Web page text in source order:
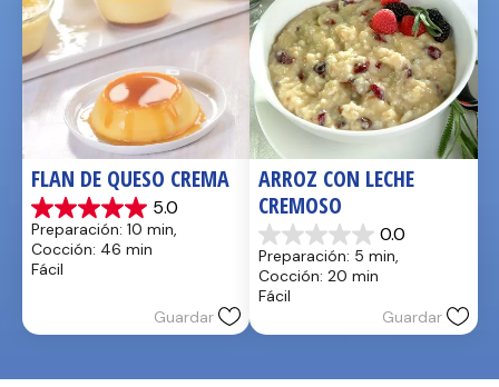
FLAN DE QUESO CREMA
5.0
5.0
de
5
estrellas.
Preparación: 10 min,
Cocción: 46 min
Fácil
Guardar
ARROZ CON LECHE
CREMOSO
0.0
0.0
de
5
estrellas.
Preparación: 5 min,
Cocción: 20 min
Fácil
Guardar